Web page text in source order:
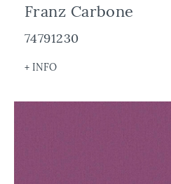
Franz Carbone
74791230
+ INFO